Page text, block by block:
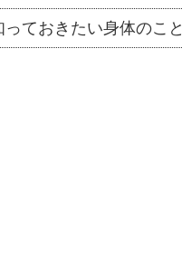
ておきたい身体のこと